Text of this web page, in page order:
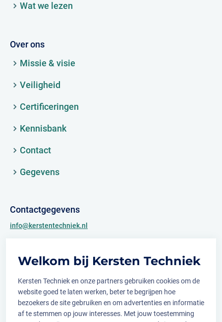
Welkom bij Kersten Techniek
Kersten Techniek en onze partners gebruiken cookies om de
website goed te laten werken, beter te begrijpen hoe
bezoekers de site gebruiken en om advertenties en informatie
af te stemmen op jouw interesses. Met jouw toestemming
Wat we lezen
Over ons
Missie & visie
Veiligheid
Certificeringen
Kennisbank
Contact
Gegevens
Contactgegevens
info@kerstentechniek.nl
Archimedesweg 2
Volg ons op